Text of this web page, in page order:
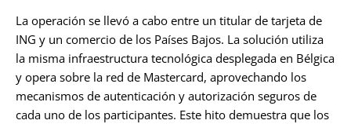
La operación se llevó a cabo entre un titular de tarjeta de
ING y un comercio de los Países Bajos. La solución utiliza
la misma infraestructura tecnológica desplegada en Bélgica
y opera sobre la red de Mastercard, aprovechando los
mecanismos de autenticación y autorización seguros de
cada uno de los participantes. Este hito demuestra que los